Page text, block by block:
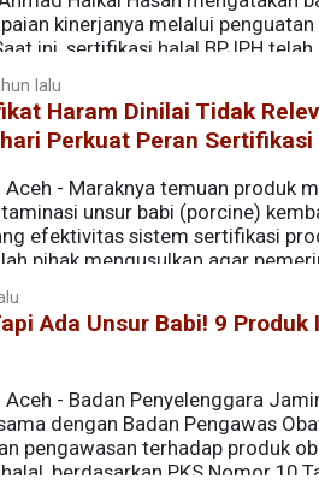
kinerjanya melalui
ini, sertifikasi halal BPJPH
yang telah diterbitkan.
lalu
Haram Dinilai Tidak
Perkuat Peran Sertifikasi
Aceh - Maraknya temuan produk
unsur babi (porcine)
efektivitas sistem sertifikasi
pihak mengusulkan agar
pengawasan lebih mudah
Proses Produk Halal
dan berpotensi memecah
Ada Unsur Babi! 9
Aceh - Badan Penyelenggara
dengan Badan Pengawas
pengawasan terhadap produk
berdasarkan PKS Nomor 10